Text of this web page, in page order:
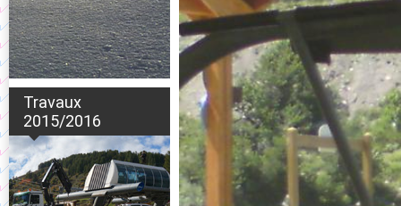
Travaux
2015/2016